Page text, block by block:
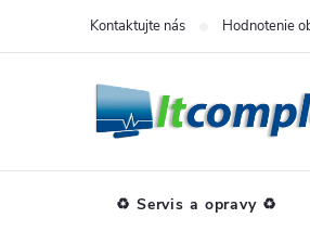
Kontaktujte nás Hodnotenie
♻️ Servis a opravy ♻️